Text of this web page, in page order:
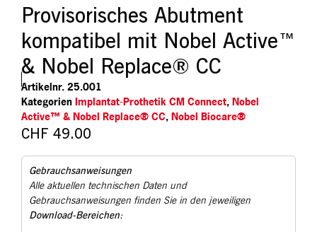
Provisorisches Abutment
kompatibel mit Nobel Active™
& Nobel Replace® CC
Artikelnr. 25.001
Kategorien Implantat-Prothetik CM Connect, Nobel
Active™ & Nobel Replace® CC, Nobel Biocare®
CHF 49.00
Gebrauchsanweisungen
Alle aktuellen technischen Daten und
Gebrauchsanweisungen finden Sie in den jeweiligen
Download-Bereichen: